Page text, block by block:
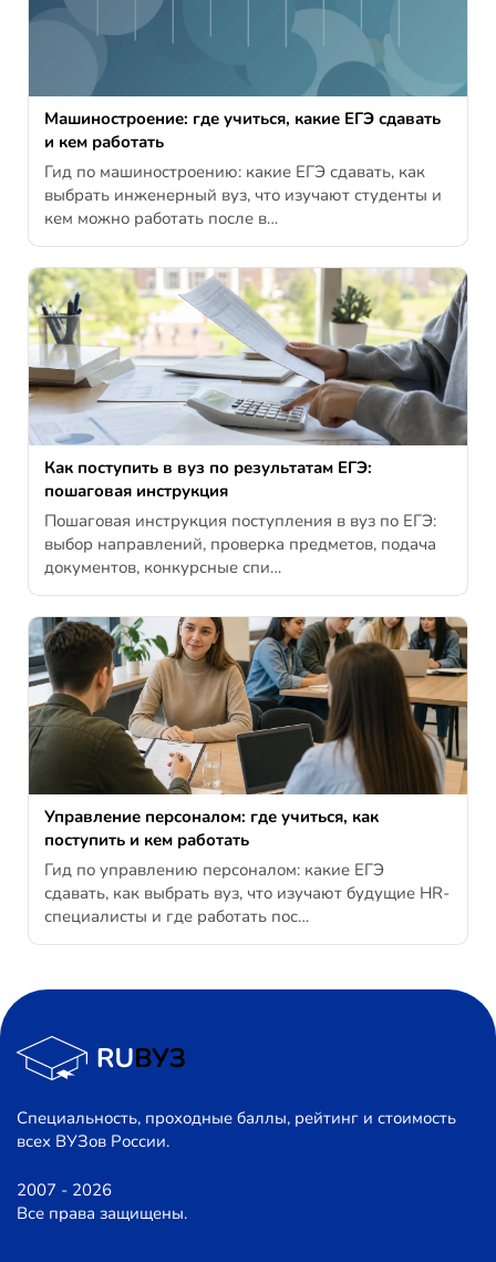
Машиностроение: где учиться, какие ЕГЭ сдавать
и кем работать
Гид по машиностроению: какие ЕГЭ сдавать, как
выбрать инженерный вуз, что изучают студенты и
кем можно работать после в…
Как поступить в вуз по результатам ЕГЭ:
пошаговая инструкция
Пошаговая инструкция поступления в вуз по ЕГЭ:
выбор направлений, проверка предметов, подача
документов, конкурсные спи…
Управление персоналом: где учиться, как
поступить и кем работать
Гид по управлению персоналом: какие ЕГЭ
сдавать, как выбрать вуз, что изучают будущие HR-
специалисты и где работать пос…
Специальность, проходные баллы, рейтинг и стоимость
всех ВУЗов России.
2007 - 2026
Все права защищены.